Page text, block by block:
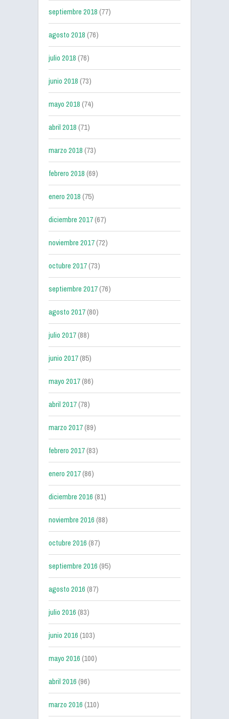
septiembre 2018(77)
agosto 2018(76)
julio 2018(76)
junio 2018(73)
mayo 2018(74)
abril 2018(71)
marzo 2018(73)
febrero 2018(69)
enero 2018(75)
diciembre 2017(67)
noviembre 2017(72)
octubre 2017(73)
septiembre 2017(76)
agosto 2017(80)
julio 2017(88)
junio 2017(85)
mayo 2017(86)
abril 2017(78)
marzo 2017(89)
febrero 2017(83)
enero 2017(86)
diciembre 2016(81)
noviembre 2016(88)
octubre 2016(87)
septiembre 2016(95)
agosto 2016(87)
julio 2016(83)
junio 2016(103)
mayo 2016(100)
abril 2016(96)
marzo 2016(110)